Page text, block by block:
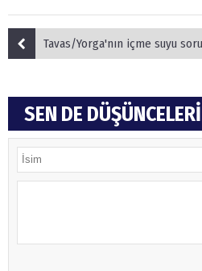
Tavas/Yorga'nın içme suyu
SEN DE